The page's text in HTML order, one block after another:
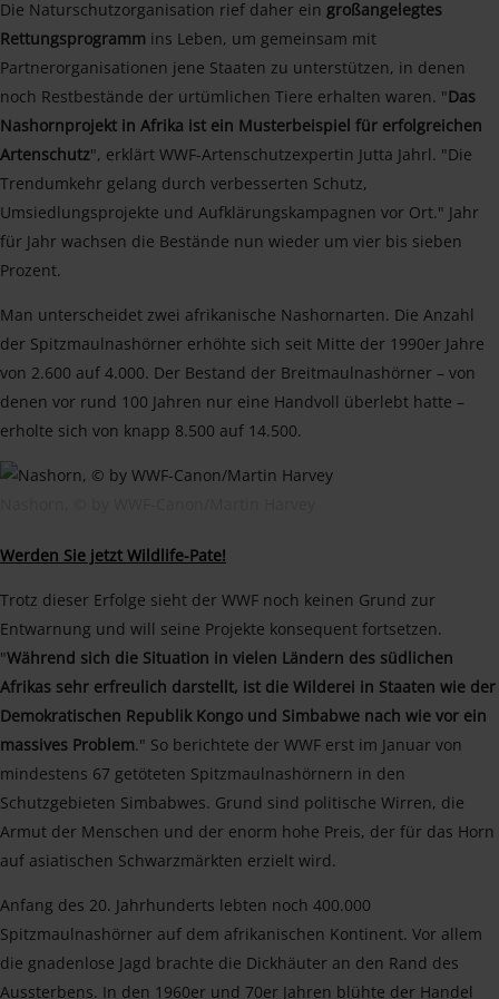
Die Naturschutzorganisation rief daher ein großangelegtes
Rettungsprogramm ins Leben, um gemeinsam mit
Partnerorganisationen jene Staaten zu unterstützen, in denen
noch Restbestände der urtümlichen Tiere erhalten waren. "Das
Nashornprojekt in Afrika ist ein Musterbeispiel für erfolgreichen
Artenschutz", erklärt WWF-Artenschutzexpertin Jutta Jahrl. "Die
Trendumkehr gelang durch verbesserten Schutz,
Umsiedlungsprojekte und Aufklärungskampagnen vor Ort." Jahr
für Jahr wachsen die Bestände nun wieder um vier bis sieben
Prozent.
Man unterscheidet zwei afrikanische Nashornarten. Die Anzahl
der Spitzmaulnashörner erhöhte sich seit Mitte der 1990er Jahre
von 2.600 auf 4.000. Der Bestand der Breitmaulnashörner – von
denen vor rund 100 Jahren nur eine Handvoll überlebt hatte –
erholte sich von knapp 8.500 auf 14.500.
Werden Sie jetzt Wildlife-Pate!
Trotz dieser Erfolge sieht der WWF noch keinen Grund zur
Entwarnung und will seine Projekte konsequent fortsetzen.
"Während sich die Situation in vielen Ländern des südlichen
Afrikas sehr erfreulich darstellt, ist die Wilderei in Staaten wie der
Demokratischen Republik Kongo und Simbabwe nach wie vor ein
massives Problem." So berichtete der WWF erst im Januar von
mindestens 67 getöteten Spitzmaulnashörnern in den
Schutzgebieten Simbabwes. Grund sind politische Wirren, die
Armut der Menschen und der enorm hohe Preis, der für das Horn
auf asiatischen Schwarzmärkten erzielt wird.
Anfang des 20. Jahrhunderts lebten noch 400.000
Spitzmaulnashörner auf dem afrikanischen Kontinent. Vor allem
die gnadenlose Jagd brachte die Dickhäuter an den Rand des
Aussterbens. In den 1960er und 70er Jahren blühte der Handel